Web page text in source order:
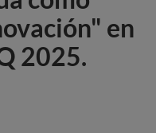
en
2025.